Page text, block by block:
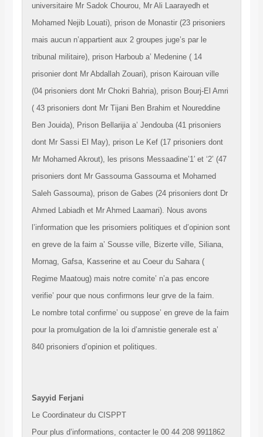
universitaire Mr Sadok Chourou, Mr Ali Laarayedh et
Mohamed Nejib Louati), prison de Monastir (23 prisoniers
mais aucun n’appartient aux 2 groupes juge’s par le
tribunal militaire), prison Harboub a’ Medenine ( 14
prisonier dont Mr Abdallah Zouari), prison Kairouan ville
(04 prisoniers dont Mr Chokri Bahria), prison Bourj-El Amri
( 43 prisoniers dont Mr Tijani Ben Brahim et Noureddine
Ben Jouida), Prison Bellarijia a’ Jendouba (41 prisoniers
dont Mr Sassi El May), prison Le Kef (17 prisoniers dont
Mr Mohamed Akrout), les prisons Messaadine’1′ et ‘2’ (47
prisoniers dont Mr Gassouma Gassouma et Mohamed
Saleh Gassouma), prison de Gabes (24 prisoniers dont Dr
Ahmed Labiadh et Mr Ahmed Laamari). Nous avons
l’information que les prisomiers politiques et d’opinion sont
en greve de la faim a’ Sousse ville, Bizerte ville, Siliana,
Mornag, Gafsa, Kasserine et au Coeur du Sahara (
Regime Maatoug) mais notre comite’ n’a pas encore
verifie’ pour que nous confirmons leur grve de la faim.
Le nombre total confirme’ ou suppose’ en greve de la faim
pour la promulgation de la loi d’amnistie generale est a’
840 prisoniers d’opinion et politiques.
Sayyid Ferjani
Le Coordinateur du CISPPT
Pour plus d’informations, contacter le 00 44 208 9911862